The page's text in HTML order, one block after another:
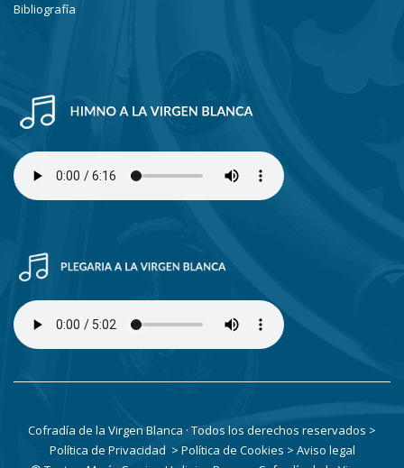
Bibliografía
Cofradía de la Virgen Blanca · Todos los derechos reservados >
Política de Privacidad > Política de Cookies > Aviso legal